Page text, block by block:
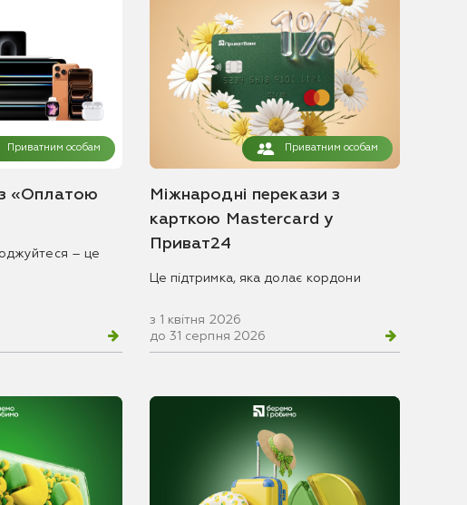
Приватним особам
«Оплатою
– це
Приватним особам
Міжнародні перекази з
карткою Mastercard у
Приват24
Це підтримка, яка долає кордони
з 1 квітня 2026
до 31 серпня 2026